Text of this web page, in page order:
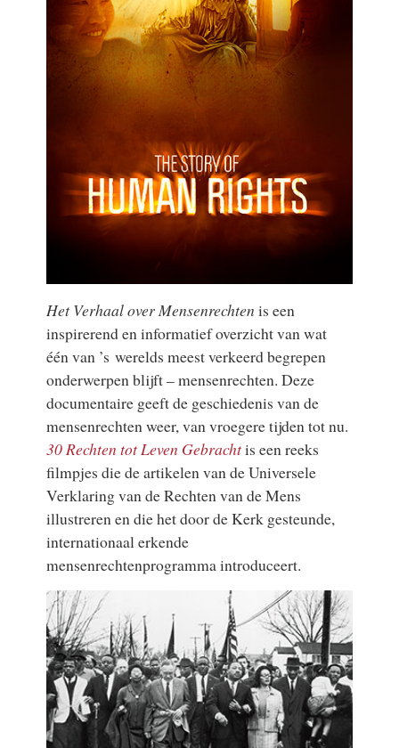
Het Verhaal over Mensenrechten is een
inspirerend en informatief overzicht van wat
één van ’s werelds meest verkeerd begrepen
onderwerpen blijft – mensenrechten. Deze
documentaire geeft de geschiedenis van de
mensenrechten weer, van vroegere tijden tot nu.
30 Rechten tot Leven Gebrachtis een reeks
filmpjes die de artikelen van de Universele
Verklaring van de Rechten van de Mens
illustreren en die het door de Kerk gesteunde,
internationaal erkende
mensenrechtenprogramma introduceert.